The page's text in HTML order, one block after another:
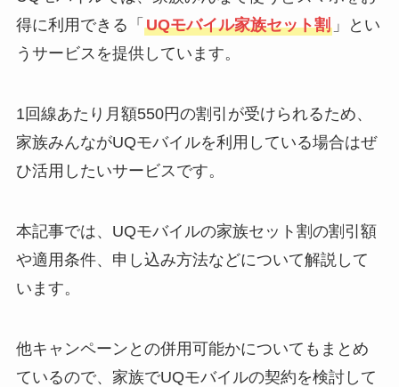
得に利用できる「 UQモバイル家族セット割」とい
うサービスを提供しています。
1回線あたり月額550円の割引が受けられるため、
家族みんながUQモバイルを利用している場合はぜ
ひ活用したいサービスです。
本記事では、UQモバイルの家族セット割の割引額
や適用条件、申し込み方法などについて解説して
います。
他キャンペーンとの併用可能かについてもまとめ
ているので、家族でUQモバイルの契約を検討して